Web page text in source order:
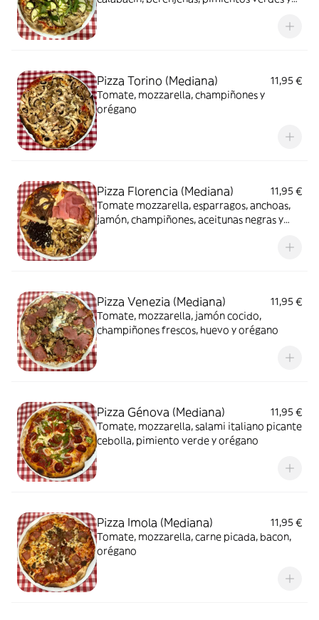
Pizza Torino (Mediana)
11,95 €
Tomate, mozzarella, champiñones y
orégano
Pizza Florencia (Mediana)
11,95 €
Tomate mozzarella, esparragos, anchoas,
jamón, champiñones, aceitunas negras y
Pizza Venezia (Mediana)
11,95 €
Tomate, mozzarella, jamón cocido,
champiñones frescos, huevo y orégano
Pizza Génova (Mediana)
11,95 €
Tomate, mozzarella, salami italiano picante
cebolla, pimiento verde y orégano
Pizza Imola (Mediana)
11,95 €
Tomate, mozzarella, carne picada, bacon,
orégano